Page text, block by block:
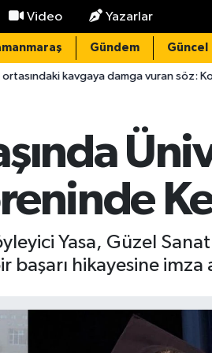
Video Yazarlar
Gündem Güncel
damga vuran söz: Kocanı aldım
Yasa, Güzel
başarı hikayesine imza